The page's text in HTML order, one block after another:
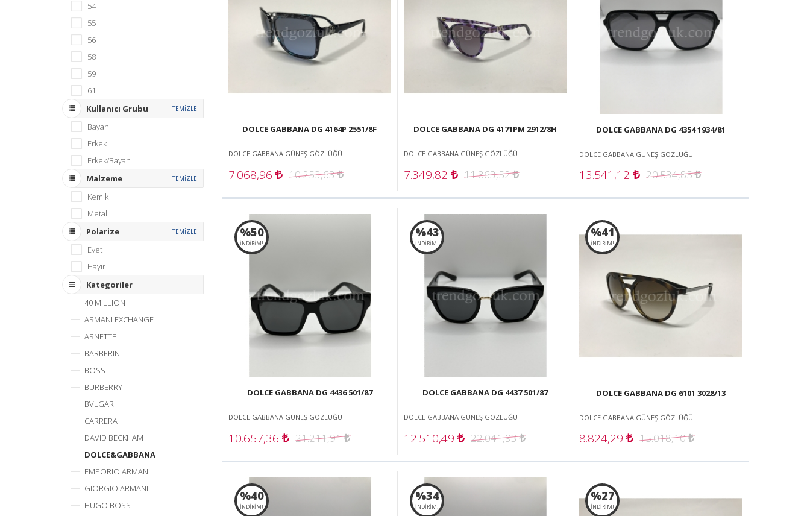
54
55
56
58
59
61
Kullanıcı Grubu
TEMİZLE
Bayan
Erkek
Erkek/Bayan
Malzeme
TEMİZLE
Kemik
Metal
Polarize
TEMİZLE
Evet
Hayır
Kategoriler
40 MILLION
ARMANI EXCHANGE
ARNETTE
BARBERINI
BOSS
BURBERRY
BVLGARI
CARRERA
DAVID BECKHAM
DOLCE&GABBANA
EMPORIO ARMANI
GIORGIO ARMANI
HUGO BOSS
DOLCE GABBANA DG 4164P 2551/8F
DOLCE GABBANA GÜNEŞ GÖZLÜĞÜ
7.068,96 10.253,63
DOLCE GABBANA DG 4171PM 2912/8H
DOLCE GABBANA GÜNEŞ GÖZLÜĞÜ
7.349,82 11.863,52
DOLCE GABBANA DG 4354 1934/81
DOLCE GABBANA GÜNEŞ GÖZLÜĞÜ
13.541,12 20.534,85
%50
İNDİRİM!
DOLCE GABBANA DG 4436 501/87
DOLCE GABBANA GÜNEŞ GÖZLÜĞÜ
10.657,36 21.211,91
%43
İNDİRİM!
DOLCE GABBANA DG 4437 501/87
DOLCE GABBANA GÜNEŞ GÖZLÜĞÜ
12.510,49 22.041,93
%41
İNDİRİM!
DOLCE GABBANA DG 6101 3028/13
DOLCE GABBANA GÜNEŞ GÖZLÜĞÜ
8.824,29 15.018,10
%40
İNDİRİM!
%34
İNDİRİM!
%27
İNDİRİM!